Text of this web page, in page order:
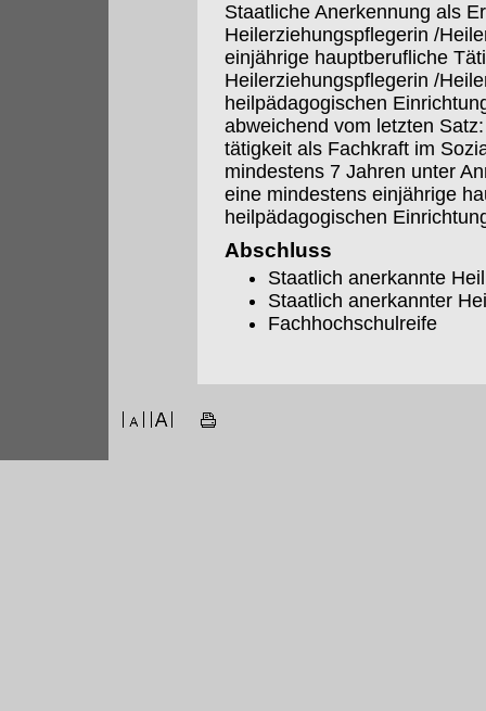
Staatliche Anerkennung als
Heilerziehungspflegerin /
einjährige hauptberufliche
Heilerziehungspflegerin /
heilpädagogischen
abweichend vom letzten
tätigkeit als Fachkraft im
mindestens 7 Jahren unter
eine mindestens einjährige
heilpädagogischen
Abschluss
Staatlich anerkannte
Staatlich anerkannter
Fachhochschulreife